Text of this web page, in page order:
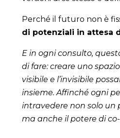
Perché il futuro non è
di potenziali in attesa
E in ogni consulto,
di fare: creare uno
visibile e l’invisibile
insieme. Affinché ogni
intravedere non solo un
ma anche il potere di